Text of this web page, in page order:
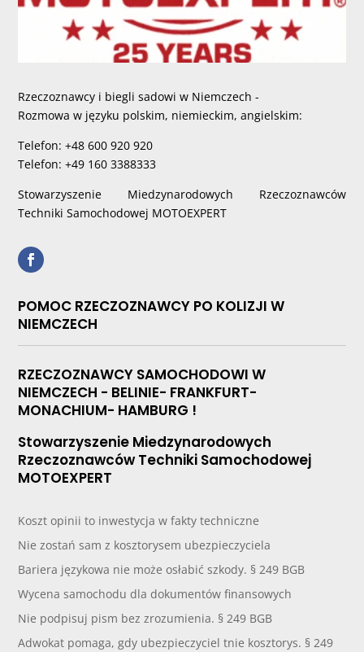
Rzeczoznawcy i biegli sadowi w Niemczech -
Rozmowa w języku polskim, niemieckim, angielskim:
Telefon: +48 600 920 920
Telefon: +49 160 3388333
Stowarzyszenie Miedzynarodowych Rzeczoznawców
Techniki Samochodowej MOTOEXPERT
POMOC RZECZOZNAWCY PO KOLIZJI W
NIEMCZECH
RZECZOZNAWCY SAMOCHODOWI W
NIEMCZECH - BELINIE- FRANKFURT-
MONACHIUM- HAMBURG !
Stowarzyszenie Miedzynarodowych
Rzeczoznawców Techniki Samochodowej
MOTOEXPERT
Koszt opinii to inwestycja w fakty techniczne
Nie zostań sam z kosztorysem ubezpieczyciela
Bariera językowa nie może osłabić szkody. § 249 BGB
Wycena samochodu dla dokumentów finansowych
Nie podpisuj pism bez zrozumienia. § 249 BGB
Adwokat pomaga, gdy ubezpieczyciel tnie kosztorys. § 249